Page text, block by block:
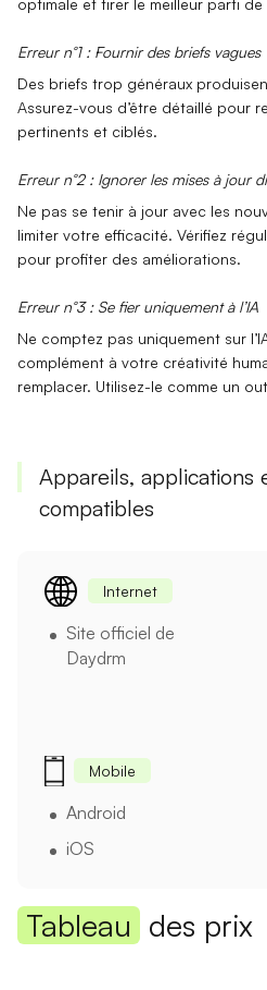
optimale et tirer le meilleur parti
Erreur n°1 : Fournir des briefs vagues
Des briefs trop généraux
Assurez-vous d’être détaillé pour
pertinents et ciblés.
Erreur n°2 : Ignorer les mises à jour
Ne pas se tenir à jour avec les
limiter votre efficacité. Vérifiez
pour profiter des améliorations.
Erreur n°3 : Se fier uniquement à l’IA
Ne comptez pas uniquement sur
complément à votre créativité
remplacer. Utilisez-le comme un
Appareils, applications
compatibles
Internet
Site officiel de
Daydrm
Mobile
Android
iOS
Tableau des prix